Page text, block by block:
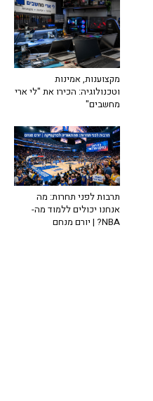
מקצוענות, אמינות
וטכנולוגיה: הכירו את "לי ארי
מחשבים"
תרבות לפני תחרות: מה
אנחנו יכולים ללמוד מה-
NBA? | יורם מנחם